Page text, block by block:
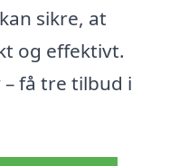
sikre, at
og effektivt.
få tre tilbud i